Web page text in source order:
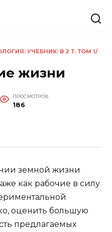
УЧЕБНИК: В 2 Т. ТОМ 1/
жизни
ПРОСМОТРОВ
186
земной жизни
как рабочие в силу
оценить большую
предлагаемых